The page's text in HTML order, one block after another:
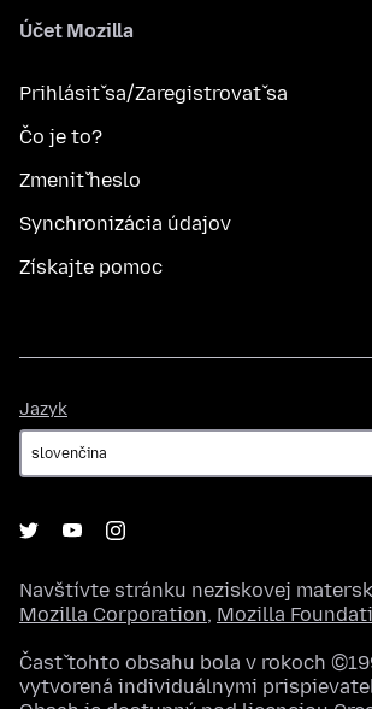
Účet Mozilla
Prihlásiť sa/Zaregistrovať sa
Čo je to?
Zmeniť heslo
Synchronizácia údajov
Získajte pomoc
Jazyk
Navštívte stránku neziskovej
Mozilla Corporation, Mozilla
Časť tohto obsahu bola v rokoch
vytvorená individuálnymi